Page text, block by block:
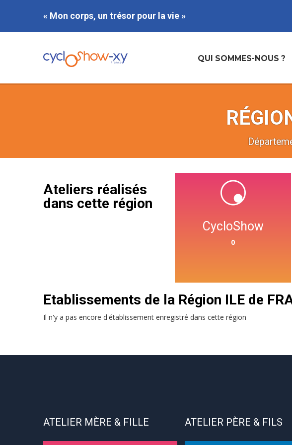
« Mon corps, un trésor pour la vie »
QUI SOMMES-NOUS ?
Ateliers réalisés
dans cette région
CycloShow
0
Etablissements de la Région ILE de
Il n'y a pas encore d'établissement enregistré dans cette région
ATELIER MÈRE & FILLE ATELIER PÈRE & FILS